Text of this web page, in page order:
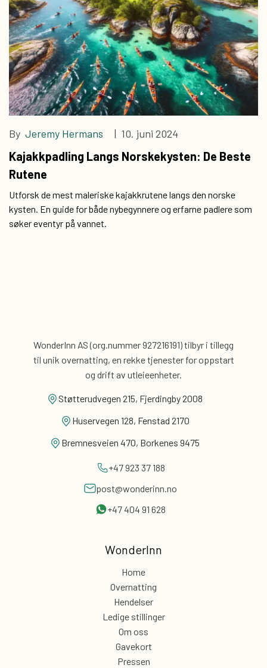
By Jeremy Hermans | 10. juni 2024
Kajakkpadling Langs Norskekysten: De Beste
Rutene
Utforsk de mest maleriske kajakkrutene langs den norske
kysten. En guide for både nybegynnere og erfarne padlere som
søker eventyr på vannet.
WonderInn AS (org.nummer 927216191) tilbyr i tillegg
til unik overnatting, en rekke tjenester foroppstart
og drift av utleieenheter.
Støtterudvegen 215, Fjerdingby 2008
Huservegen 128, Fenstad 2170
Bremnesveien 470, Borkenes 9475
+47 923 37 188
post@wonderinn.no
+47 404 91 628
WonderInn
Home
Overnatting
Hendelser
Ledige stillinger
Om oss
Gavekort
Pressen